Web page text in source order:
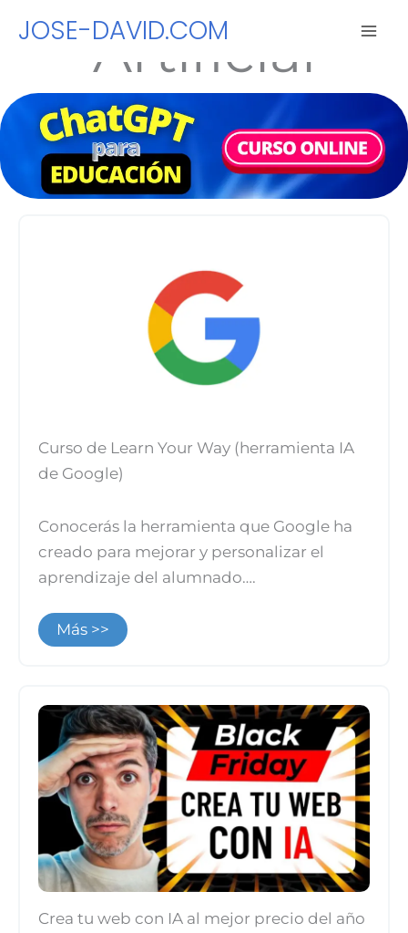
JOSE-DAVID.COM
Inteligencia
Artificial
Curso de Learn Your Way (herramienta IA
de Google)
Conocerás la herramienta que Google ha
creado para mejorar y personalizar el
aprendizaje del alumnado….
Más >>
Crea tu web con IA al mejor precio del año